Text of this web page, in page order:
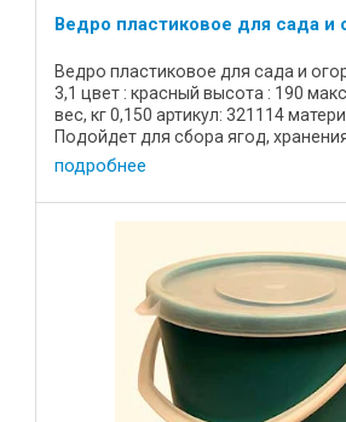
Ведро пластиковое для сада и
Ведро пластиковое для сада и
3,1 цвет : красный высота : 190
вес, кг 0,150 артикул: 321114
Подойдет для сбора ягод,
подробнее